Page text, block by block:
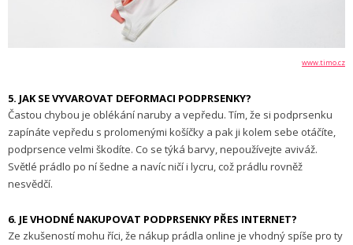
www.timo.cz
5. JAK SE VYVAROVAT DEFORMACI PODPRSENKY?
Častou chybou je oblékání naruby a vepředu. Tím, že si podprsenku
zapínáte vepředu s prolomenými košíčky a pak ji kolem sebe otáčíte,
podprsence velmi škodíte. Co se týká barvy, nepoužívejte aviváž.
Světlé prádlo po ní šedne a navíc ničí i lycru, což prádlu rovněž
nesvědčí.
6. JE VHODNÉ NAKUPOVAT PODPRSENKY PŘES INTERNET?
Ze zkušeností mohu říci, že nákup prádla online je vhodný spíše pro ty